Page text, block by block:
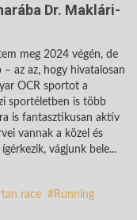
Dr. Maklári-
meg 2024 végén, de
az az, hogy hivatalosan
OCR sportot a
sportéletben is több
is fantasztikusan aktív
vannak a közel és
vágjunk bele...
race
Running